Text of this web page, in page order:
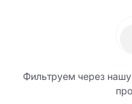
Фильтруем через